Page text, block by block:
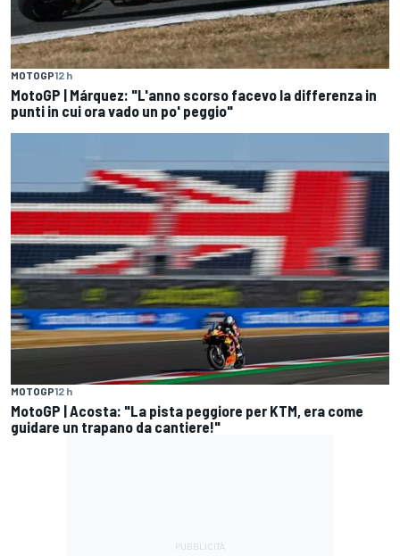
MOTOGP12 h
MotoGP | Márquez: "L'anno scorso facevo la differenza in
punti in cui ora vado un po' peggio"
MOTOGP12 h
MotoGP | Acosta: "La pista peggiore per KTM, era come
guidare un trapano da cantiere!"